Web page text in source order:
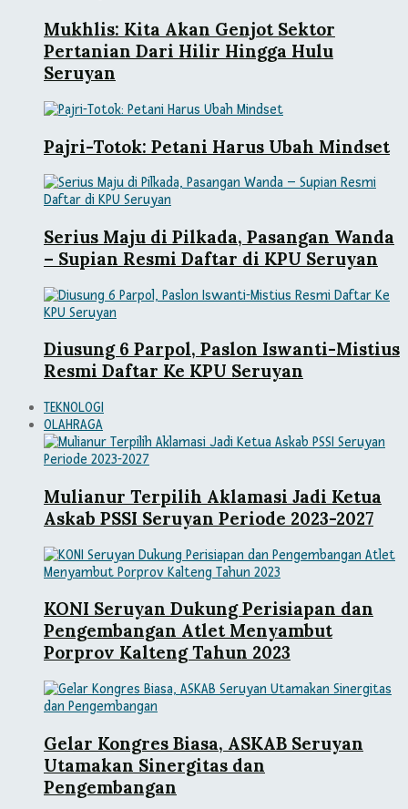
Mukhlis: Kita Akan Genjot Sektor
Pertanian Dari Hilir Hingga Hulu
Seruyan
Pajri-Totok: Petani Harus Ubah Mindset
Serius Maju di Pilkada, Pasangan Wanda
– Supian Resmi Daftar di KPU Seruyan
Diusung 6 Parpol, Paslon Iswanti-Mistius
Resmi Daftar Ke KPU Seruyan
TEKNOLOGI
OLAHRAGA
Mulianur Terpilih Aklamasi Jadi Ketua
Askab PSSI Seruyan Periode 2023-2027
KONI Seruyan Dukung Perisiapan dan
Pengembangan Atlet Menyambut
Porprov Kalteng Tahun 2023
Gelar Kongres Biasa, ASKAB Seruyan
Utamakan Sinergitas dan
Pengembangan